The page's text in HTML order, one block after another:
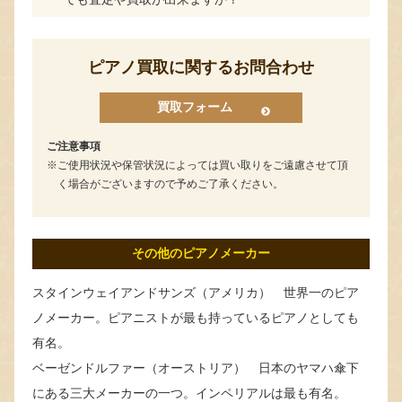
ピアノ買取に関するお問合わせ
買取フォーム
ご注意事項
ご使用状況や保管状況によっては買い取りをご遠慮させて頂
く場合がございますので予めご了承ください。
その他のピアノメーカー
スタインウェイアンドサンズ（アメリカ） 世界一のピア
ノメーカー。ピアニストが最も持っているピアノとしても
有名。
ベーゼンドルファー（オーストリア） 日本のヤマハ傘下
にある三大メーカーの一つ。インペリアルは最も有名。